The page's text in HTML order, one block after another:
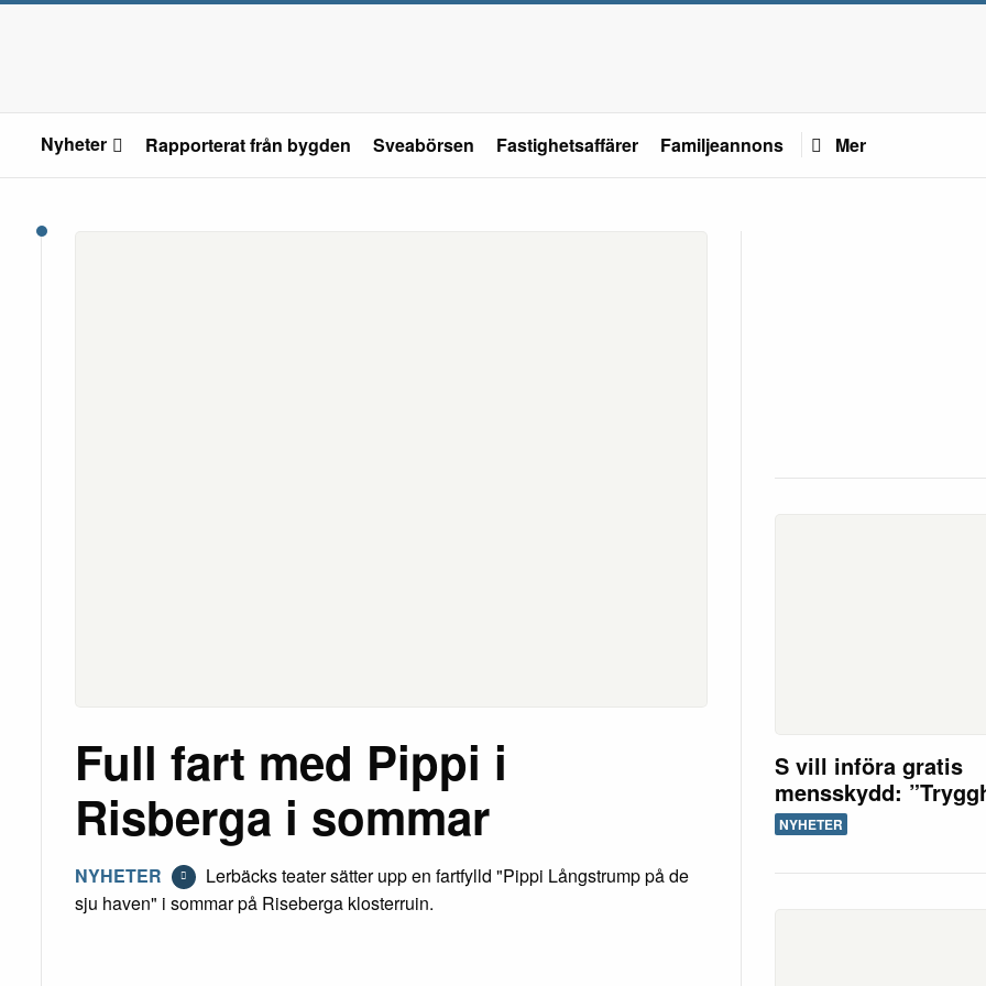
Nyheter Rapporterat från bygden Sveabörsen Fastighetsaffärer Familjeannons Mer
Full fart med Pippi i
Risberga i sommar
NYHETER
Lerbäcks teater sätter upp en fartfylld "Pippi Långstrump på de
sju haven" i sommar på Riseberga klosterruin.
S vill införa gratis
mensskydd:
NYHETER